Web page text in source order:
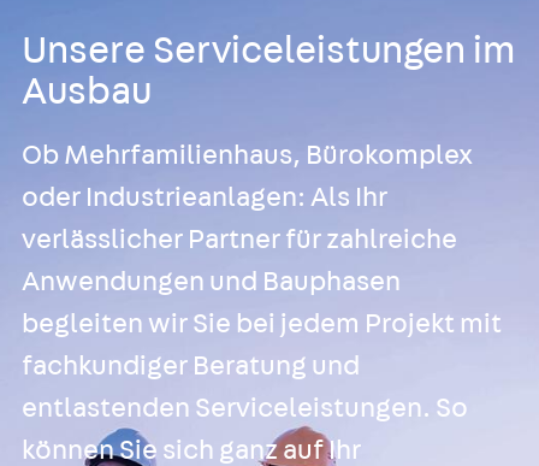
Benefits
Unsere Serviceleistungen im
Ausbau
Ob Mehrfamilienhaus, Bürokomplex
oder Industrieanlagen: Als Ihr
verlässlicher Partner für zahlreiche
Anwendungen und Bauphasen
begleiten wir Sie bei jedem Projekt mit
fachkundiger Beratung und
entlastenden Serviceleistungen. So
können Sie sich ganz auf Ihr